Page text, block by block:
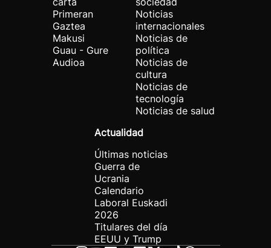
Primeran
Gaztea
Makusi
Guau - Gure
Audioa
Noticias
internacionales
Noticias de
política
Noticias de
cultura
Noticias de
tecnología
Noticias de salud
Actualidad
Últimas noticias
Guerra de
Ucrania
Calendario
Laboral Euskadi
2026
Titulares del día
EEUU y Trump